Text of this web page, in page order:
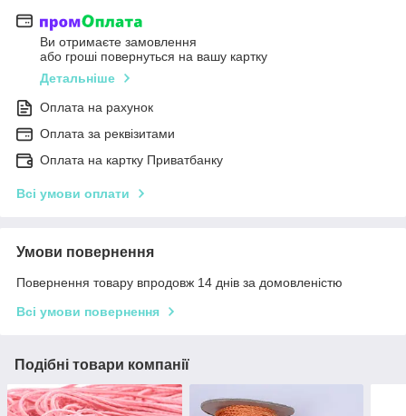
Ви отримаєте замовлення
або гроші повернуться на вашу картку
Детальніше
Оплата на рахунок
Оплата за реквізитами
Оплата на картку Приватбанку
Всі умови оплати
Умови повернення
Повернення товару впродовж 14 днів за домовленістю
Всі умови повернення
Подібні товари компанії